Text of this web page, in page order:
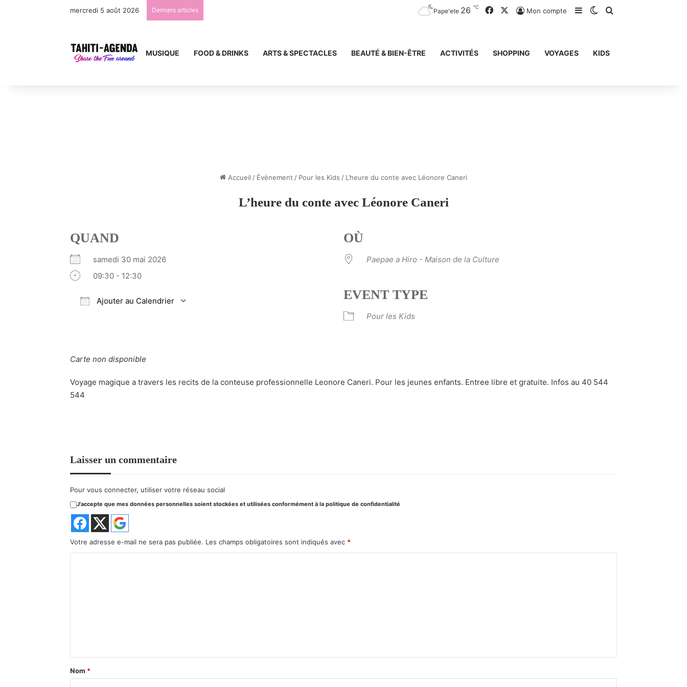
mercredi 5 août 2026 Derniers articles Pape'ete 26 ℃ FacebookMon compte Sidebar (barre latérale)
Switch skin
MUSIQUE FOOD & DRINKS ARTS & SPECTACLES BEAUTÉ & BIEN-ÊTRE ACTIVITÉS SHOPPING VOYAGES KIDS
Accueil / Évènement / Pour les Kids / L’heure du conte avec Léonore Caneri
L’heure du conte avec Léonore Caneri
QUAND
samedi 30 mai 2026
09:30 - 12:30
Ajouter au Calendrier
OÙ
Paepae a Hiro - Maison de la Culture
EVENT TYPE
Pour les Kids
Carte non disponible
Voyage magique a travers les recits de la conteuse professionnelle Leonore Caneri. Pour les jeunes enfants. Entree libre et gratuite. Infos au 40 544
544
Laisser un commentaire
Pour vous connecter, utiliser votre réseau social
J'accepte que mes données personnelles soient stockées et utilisées conformément à la politique de confidentialité
Votre adresse e-mail ne sera pas publiée. Les champs obligatoires sont indiqués avec *
a
Nom *